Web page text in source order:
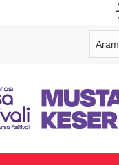
CHF
58,5848